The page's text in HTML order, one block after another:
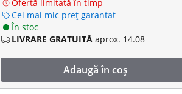
Ofertă limitată în timp
Cel mai mic preț garantat
În stoc
LIVRARE GRATUITĂ aprox. 14.08
Adaugă în coș